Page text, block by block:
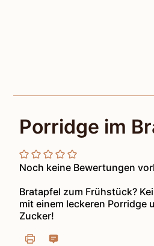
Porridge im
Noch keine Bewertungen
Bratapfel zum Frühstück?
mit einem leckeren Porridge
Zucker!